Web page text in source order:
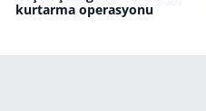
kurtarma operasyonu